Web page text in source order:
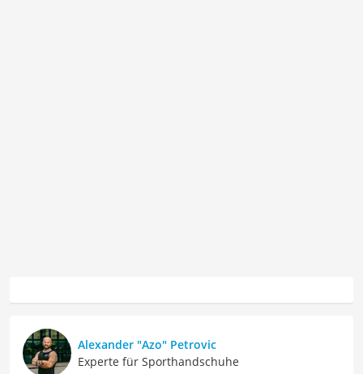
Alexander "Azo" Petrovic
Experte für Sporthandschuhe